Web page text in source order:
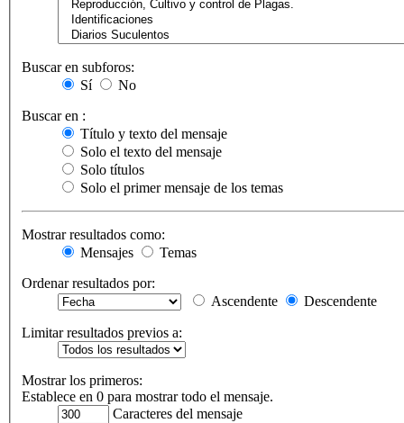
Buscar en subforos:
Sí
No
Buscar en :
Título y texto del mensaje
Solo el texto del mensaje
Solo títulos
Solo el primer mensaje de los temas
Mostrar resultados como:
Mensajes
Temas
Ordenar resultados por:
Ascendente
Descendente
Limitar resultados previos a:
Mostrar los primeros:
Establece en 0 para mostrar todo el mensaje.
Caracteres del mensaje